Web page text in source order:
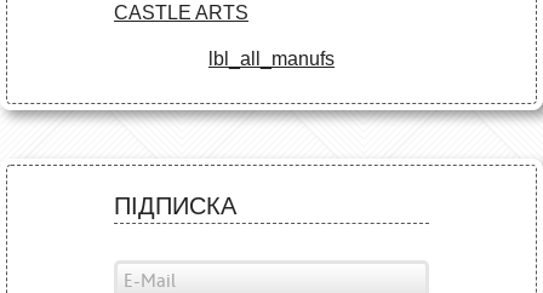
CASTLE ARTS
lbl_all_manufs
ПІДПИСКА